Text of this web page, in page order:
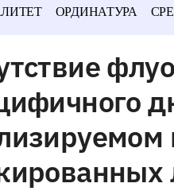
ОРДИНАТУРА